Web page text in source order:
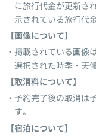
に旅行代金が更新さ
示されている旅行代
【画像について】
掲載されている画像
選択された時季・天
【取消料について】
予約完了後の取消は
す。
【宿泊について】